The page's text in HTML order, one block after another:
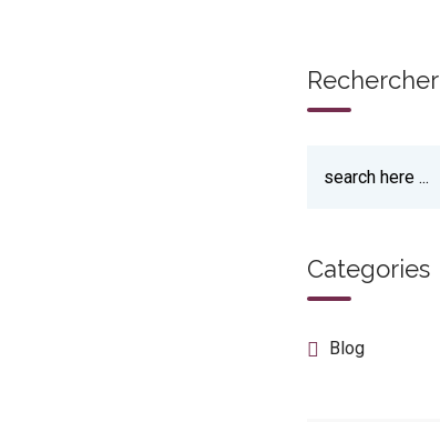
Rechercher
Categories
Blog